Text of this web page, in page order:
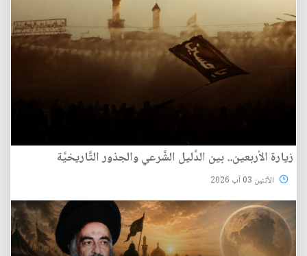
زيارة الأربعين.. بين الدَّليل الشَّرعي والجذور التَّاريخيَّة
الأثنين 03 آب 2026